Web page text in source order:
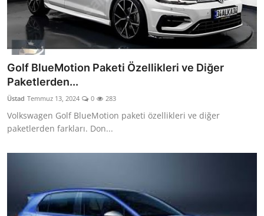
Golf BlueMotion Paketi Özellikleri ve Diğer
Paketlerden...
Üstad Temmuz 13, 2024 0 283
Volkswagen Golf BlueMotion paketi özellikleri ve diğer
paketlerden farkları. Don...